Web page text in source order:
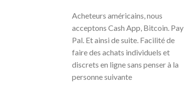
Acheteurs américains, nous
acceptons Cash App, Bitcoin. Pay
Pal. Et ainsi de suite. Facilité de
faire des achats individuels et
discrets en ligne sans penser à la
personne suivante